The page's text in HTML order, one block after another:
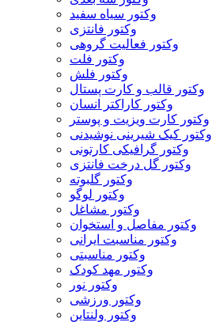
وکتور سیاه سفید
وکتور فانتزی
وکتور فعالیت گروهی
وکتور فلت
وکتور فلش
وکتور قالب و کارت پستال
وکتور کاراکتر انسان
وکتور کارت ویزیت و پوستر
وکتور کیک شیرینی نوشیدنی
وکتور گرافیکی کارتونی
وکتور گل درخت فانتزی
وکتور گلبوته
وکتور لوگو
وکتور مشاغل
وکتور مفاصل و استخوان
وکتور مناسبت ایرانی
وکتور مناسبتی
وکتور مهد کودک
وکتور نور
وکتور ورزشی
وکتور ولنتاین